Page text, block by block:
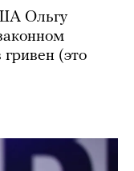
Ольгу
(это